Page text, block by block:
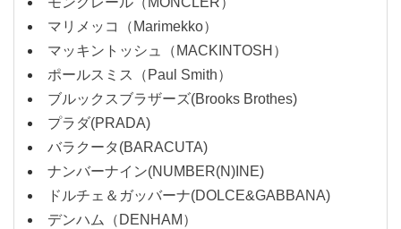
マリメッコ（Marimekko）
マッキントッシュ（MACKINTOSH）
ポールスミス（Paul Smith）
ブルックスブラザーズ(Brooks Brothes)
プラダ(PRADA)
バラクータ(BARACUTA)
ナンバーナイン(NUMBER(N)INE)
ドルチェ＆ガッバーナ(DOLCE&GABBANA)
デンハム（DENHAM）